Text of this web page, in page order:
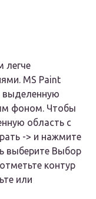
легче
MS Paint
выделенную
фоном. Чтобы
область с
-> и нажмите
выберите Выбор
контур
или